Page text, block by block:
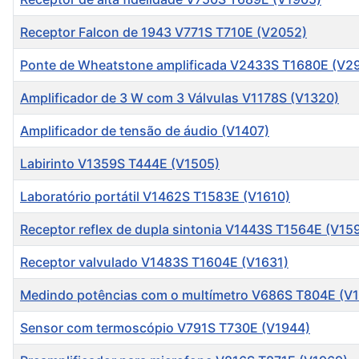
Receptor Falcon de 1943 V771S T710E (V2052)
Ponte de Wheatstone amplificada V2433S T1680E
Amplificador de 3 W com 3 Válvulas V1178S (V1320)
Amplificador de tensão de áudio (V1407)
Labirinto V1359S T444E (V1505)
Laboratório portátil V1462S T1583E (V1610)
Receptor reflex de dupla sintonia V1443S T1564E
Receptor valvulado V1483S T1604E (V1631)
Medindo potências com o multímetro V686S T804E
Sensor com termoscópio V791S T730E (V1944)